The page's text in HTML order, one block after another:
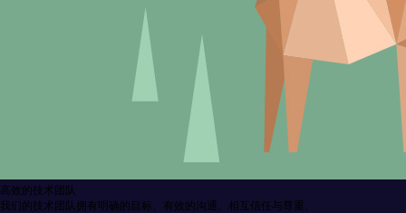
高效的技术团队
我们的技术团队拥有明确的目标、有效的沟通、相互信任与尊重、